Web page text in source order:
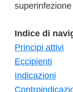
Indice di
Principi attivi
Eccipienti
Indicazioni